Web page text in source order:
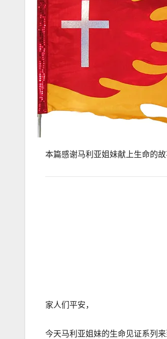
本篇感谢马利亚姐妹献上生命的
家人们平安，
今天马利亚姐妹的生命见证系列